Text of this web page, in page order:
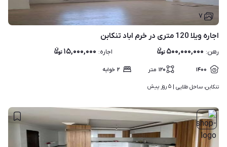
۷
اجاره ویلا 120 متری در خرم اباد تنکابن
رهن: ۵۰۰,۰۰۰,۰۰۰ اجاره: ۱۵,۰۰۰,۰۰۰
۱۴۰۰ ۱۲۰ متر ۲ خوابه
تنکابن، ساحل طلایی | ۵ روز پیش